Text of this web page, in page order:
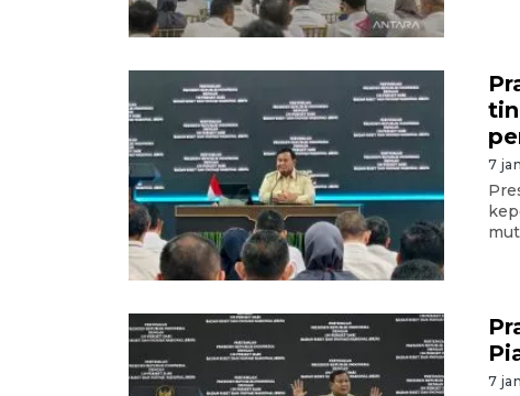
7
7